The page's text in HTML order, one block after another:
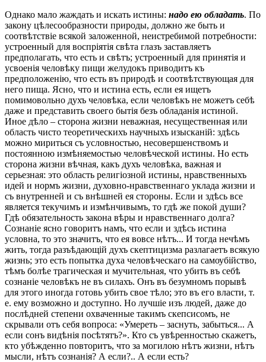
Однако мало жаждать и искать истины: надо ею обладать. По
закону цѣлесообразности природы, должно же быть и
соотвѣтствіе всякой заложенной, неистребимой потребности:
устроенный для воспріятія свѣта глазъ заставляетъ
предполагать, что есть и свѣтъ; устроенный для принятія и
усвоенія человѣку пищи желудокъ приводитъ къ
предположенію, что есть въ природѣ и соотвѣтствующая для
него пища. Ясно, что и истина есть, если ея ищетъ
помимовольно духъ человѣка, если человѣкъ не можетъ себѣ
даже и представить своего бытія безъ обладанія истиной.
Иное дѣло – сторона жизни неважная, несущественная или
область чисто теоретическихъ научныхъ изысканій: здѣсь
можно мириться съ условностью, несовершенствомъ и
постоянною измѣняемостью человѣческой истины. Но есть
сторона жизни вѣчная, какъ духъ человѣка, важная и
серьезная: это область религіозной истины, нравственныхъ
идей и нормъ жизни, духовно-нравственнаго уклада жизни и
съ внутренней и съ внѣшней ея стороны. Если и здѣсь все
является текучимъ и измѣнчивымъ, то гдѣ же покой души?
Гдѣ обязательность закона вѣры и нравственнаго долга?
Сознаніе ясно говоритъ намъ, что если и здѣсь истина
условна, то это значитъ, что ея вовсе нѣтъ... И тогда нечѣмъ
жить, тогда разъѣдающій духъ скептицизма разлагаетъ всякую
жизнь; это есть попытка духа человѣческаго на самоубійство,
тѣмъ болѣе трагическая и мучительная, что убить въ себѣ
сознаніе человѣкъ не въ силахъ. Онъ въ безумномъ порывѣ
для этого иногда готовь убить свое тѣло; это въ его власти, т.
е. ему возможно и доступно. Но лучшіе изъ людей, даже до
послѣдней степени охваченные такимъ скепсисомъ, не
скрывали отъ себя вопроса: «Умереть – заснуть, забыться... А
если сонъ видѣнія посѣтятъ?». Кто съ увѣренностью скажетъ,
кто убѣжденно повторитъ, что за могилою нѣтъ жизни, нѣтъ
мысли, нѣтъ сознанія? А если?.. А если есть?